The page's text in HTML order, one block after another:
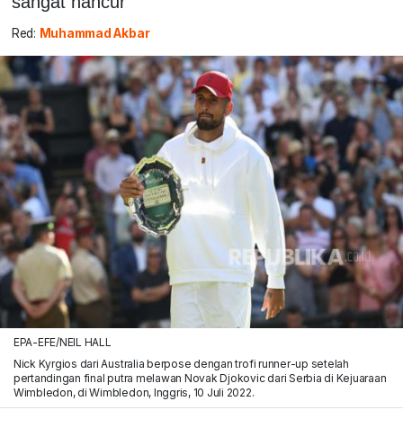
Red: Muhammad Akbar
EPA-EFE/NEIL HALL
Nick Kyrgios dari Australia berpose dengan trofi runner-up setelah
pertandingan final putra melawan Novak Djokovic dari Serbia di Kejuaraan
Wimbledon, di Wimbledon, Inggris, 10 Juli 2022.